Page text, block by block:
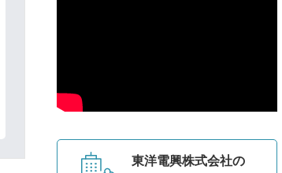
東洋電興株式会社の